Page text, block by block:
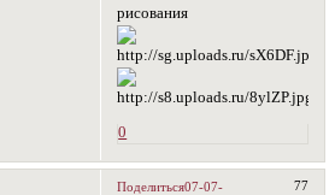
рисования
0
Поделиться 77
07-07-